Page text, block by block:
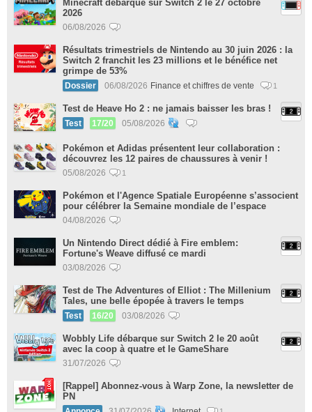
Minecraft débarque sur Switch 2 le 27 octobre
2026
06/08/2026
Résultats trimestriels de Nintendo au 30 juin 2026 : la
Switch 2 franchit les 23 millions et le bénéfice net
grimpe de 53%
Dossier 06/08/2026 Finance et chiffres de vente 1
Test de Heave Ho 2 : ne jamais baisser les bras !
Test 17/20 05/08/2026
Pokémon et Adidas présentent leur collaboration :
découvrez les 12 paires de chaussures à venir !
05/08/2026 1
Pokémon et l'Agence Spatiale Européenne s’associent
pour célébrer la Semaine mondiale de l’espace
04/08/2026
Un Nintendo Direct dédié à Fire emblem:
Fortune's Weave diffusé ce mardi
03/08/2026
Test de The Adventures of Elliot : The Millenium
Tales, une belle épopée à travers le temps
Test 16/20 03/08/2026
Wobbly Life débarque sur Switch 2 le 20 août
avec la coop à quatre et le GameShare
31/07/2026
[Rappel] Abonnez-vous à Warp Zone, la newsletter de
PN